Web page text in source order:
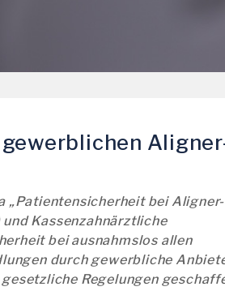
„Patientensicherheit bei Aligner-
Kassenzahnärztliche
bei ausnahmslos allen
durch gewerbliche
Regelungen